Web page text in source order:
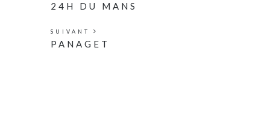
24H DU MANS
SUIVANT
PANAGET